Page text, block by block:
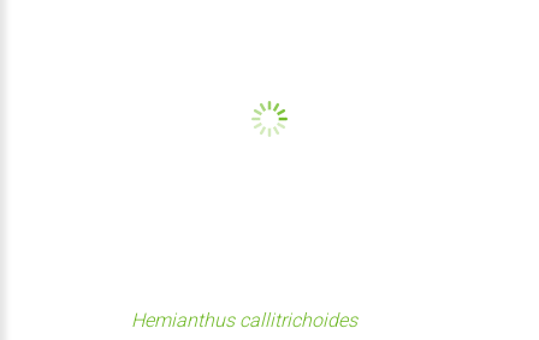
Hemianthus callitrichoides